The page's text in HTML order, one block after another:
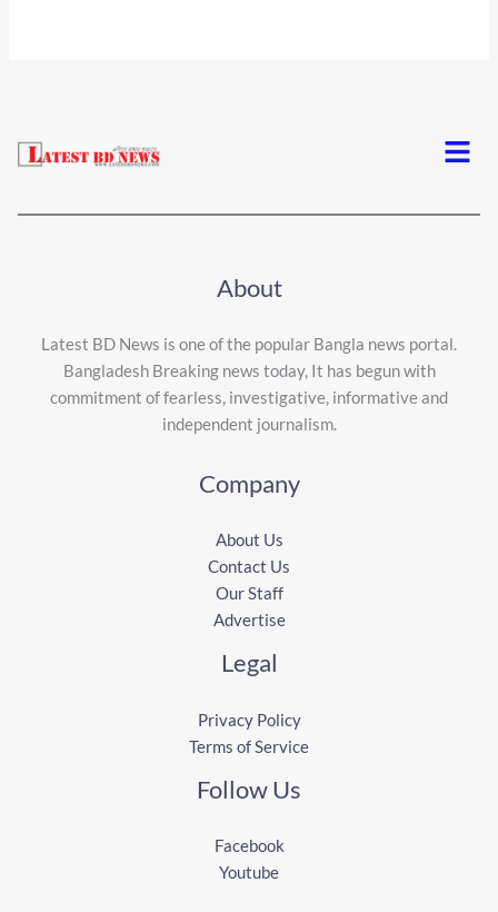
Menu
About
Latest BD News is one of the popular Bangla news portal.
Bangladesh Breaking news today, It has begun with
commitment of fearless, investigative, informative and
independent journalism.
Company
About Us
Contact Us
Our Staff
Advertise
Legal
Privacy Policy
Terms of Service
Follow Us
Facebook
Youtube